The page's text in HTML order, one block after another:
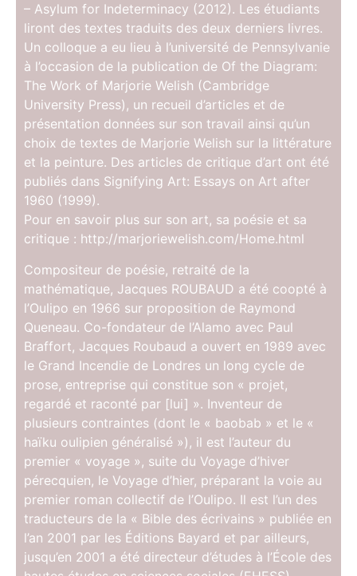
– Asylum for Indeterminacy (2012). Les étudiants
liront des textes traduits des deux derniers livres.
Un colloque a eu lieu à l’université de Pennsylvanie
à l’occasion de la publication de Of the Diagram:
The Work of Marjorie Welish (Cambridge
University Press), un recueil d’articles et de
présentation données sur son travail ainsi qu’un
choix de textes de Marjorie Welish sur la littérature
et la peinture. Des articles de critique d’art ont été
publiés dans Signifying Art: Essays on Art after
1960 (1999).
Pour en savoir plus sur son art, sa poésie et sa
critique : http://marjoriewelish.com/Home.html
Compositeur de poésie, retraité de la
mathématique, Jacques ROUBAUD a été coopté à
l’Oulipo en 1966 sur proposition de Raymond
Queneau. Co-fondateur de l’Alamo avec Paul
Braffort, Jacques Roubaud a ouvert en 1989 avec
le Grand Incendie de Londres un long cycle de
prose, entreprise qui constitue son « projet,
regardé et raconté par [lui] ». Inventeur de
plusieurs contraintes (dont le « baobab » et le «
haïku oulipien généralisé »), il est l’auteur du
premier « voyage », suite du Voyage d’hiver
pérecquien, le Voyage d’hier, préparant la voie au
premier roman collectif de l’Oulipo. Il est l’un des
traducteurs de la « Bible des écrivains » publiée en
l’an 2001 par les Éditions Bayard et par ailleurs,
jusqu’en 2001 a été directeur d’études à l’École des